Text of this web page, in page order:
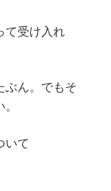
て受け入れ
ぶん。でもそ
いて